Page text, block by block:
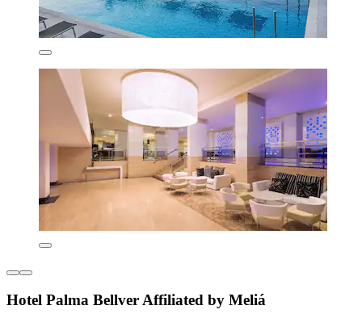
Hotel Palma Bellver Affiliated by Meliá